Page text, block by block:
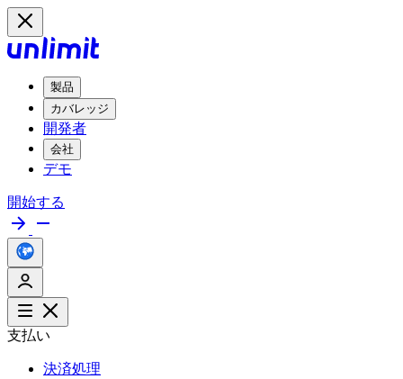
製品
カバレッジ
開発者
会社
デモ
開始する
支払い
決済処理